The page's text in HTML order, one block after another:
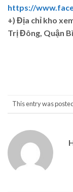
https://
+) Địa chỉ kho
Trị Đông, Quận
This entry was